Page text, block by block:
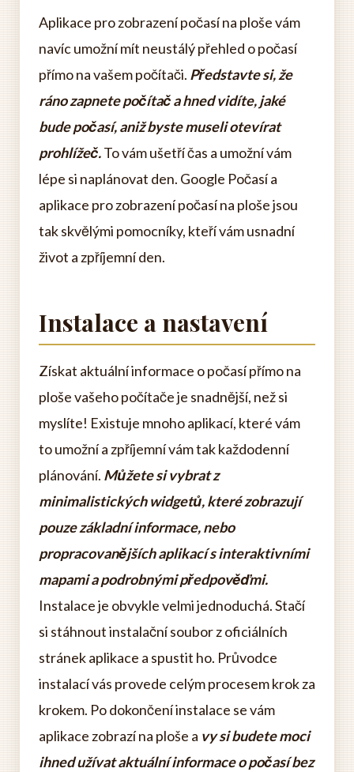
Aplikace pro zobrazení počasí na ploše vám
navíc umožní mít neustálý přehled o počasí
přímo na vašem počítači. Představte si, že
ráno zapnete počítač a hned vidíte, jaké
bude počasí, aniž byste museli otevírat
prohlížeč.To vám ušetří čas a umožní vám
lépe si naplánovat den. Google Počasí a
aplikace pro zobrazení počasí na ploše jsou
tak skvělými pomocníky, kteří vám usnadní
život a zpříjemní den.
Instalace a nastavení
Získat aktuální informace o počasí přímo na
ploše vašeho počítače je snadnější, než si
myslíte! Existuje mnoho aplikací, které vám
to umožní a zpříjemní vám tak každodenní
plánování. Můžete si vybrat z
minimalistických widgetů, které zobrazují
pouze základní informace, nebo
propracovanějších aplikací s interaktivními
mapami a podrobnými předpověďmi.
Instalace je obvykle velmi jednoduchá. Stačí
si stáhnout instalační soubor z oficiálních
stránek aplikace a spustit ho. Průvodce
instalací vás provede celým procesem krok za
krokem. Po dokončení instalace se vám
aplikace zobrazí na ploše a vy si budete moci
ihned užívat aktuální informace o počasí bez